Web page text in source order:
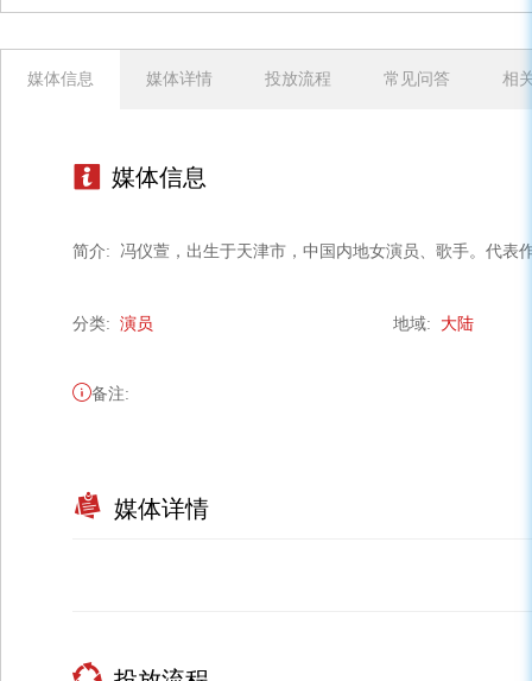
媒体信息 媒体详情 投放流程 常见问答 相
媒体信息
简介: 冯仪萱，出生于天津市，中国内地女演员、歌手。代表
分类: 演员 地域: 大陆
备注:
媒体详情